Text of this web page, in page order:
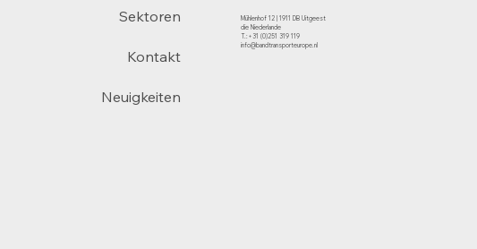
Mühlenhof 12 | 1911 DB Uitgeest
die Niederlande
T.:+31 (0)251 319 119
info@bandtransporteurope.nl
Sektoren
Kontakt
Neuigkeiten